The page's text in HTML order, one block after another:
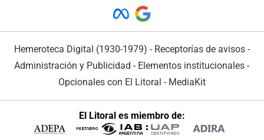
Hemeroteca Digital (1930-1979) - Receptorías de avisos -
Administración y Publicidad - Elementos institucionales -
Opcionales con El Litoral - MediaKit
El Litoral es miembro de: